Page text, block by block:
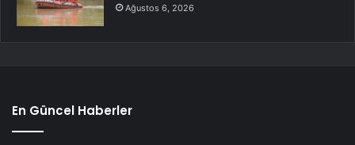
Ağustos 6, 2026
En Güncel Haberler